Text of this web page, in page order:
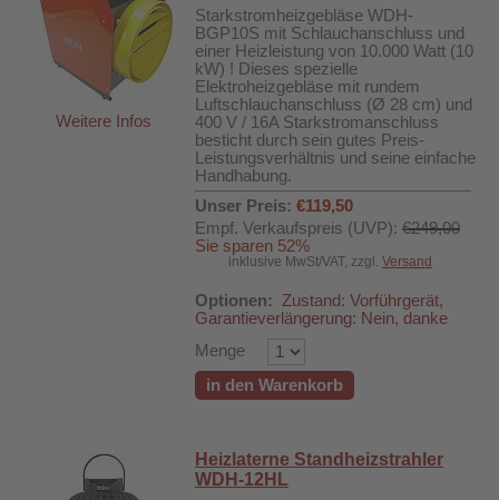
Weitere Infos
Starkstromheizgebläse WDH-
BGP10S mit Schlauchanschluss und
einer Heizleistung von 10.000 Watt (10
kW) ! Dieses spezielle
Elektroheizgebläse mit rundem
Luftschlauchanschluss (Ø 28 cm) und
400 V / 16A Starkstromanschluss
besticht durch sein gutes Preis-
Leistungsverhältnis und seine einfache
Handhabung.
Unser Preis: €119,50
Empf. Verkaufspreis (UVP): €249,00
Sie sparen 52%
inklusive MwSt/VAT, zzgl. Versand
Optionen:
Zustand: Vorführgerät,
Garantieverlängerung: Nein, danke
Menge
in den Warenkorb
Heizlaterne Standheizstrahler
WDH-12HL